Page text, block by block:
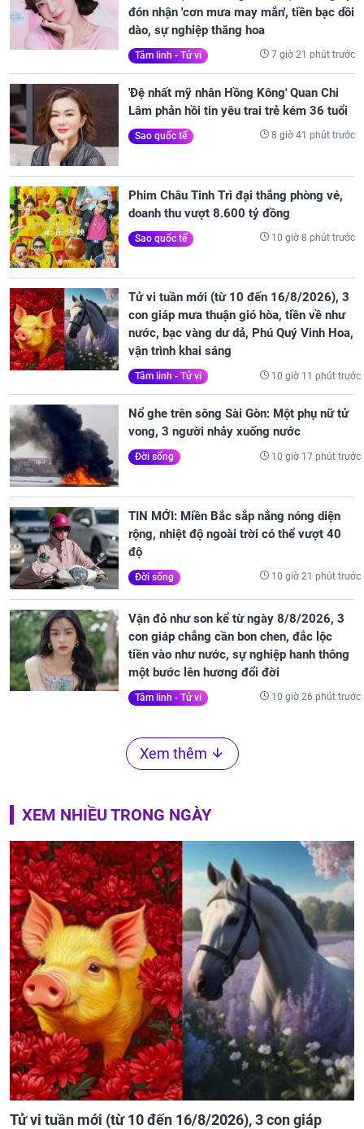
đón nhận 'cơn mưa may mắn', tiền bạc dồi
dào, sự nghiệp thăng hoa
Tâm linh - Tử vi 7 giờ 21 phút trước
'Đệ nhất mỹ nhân Hồng Kông' Quan Chi
Lâm phản hồi tin yêu trai trẻ kém 36 tuổi
Sao quốc tế 8 giờ 41 phút trước
Phim Châu Tinh Trì đại thắng phòng vé,
doanh thu vượt 8.600 tỷ đồng
Sao quốc tế 10 giờ 8 phút trước
Tử vi tuần mới (từ 10 đến 16/8/2026), 3
con giáp mưa thuận gió hòa, tiền về như
nước, bạc vàng dư dả, Phú Quý Vinh Hoa,
vận trình khai sáng
Tâm linh - Tử vi 10 giờ 11 phút trước
Nổ ghe trên sông Sài Gòn: Một phụ nữ tử
vong, 3 người nhảy xuống nước
Đời sống 10 giờ 17 phút trước
TIN MỚI: Miền Bắc sắp nắng nóng diện
rộng, nhiệt độ ngoài trời có thể vượt 40
độ
Đời sống 10 giờ 21 phút trước
Vận đỏ như son kể từ ngày 8/8/2026, 3
con giáp chẳng cần bon chen, đắc lộc
tiền vào như nước, sự nghiệp hanh thông
một bước lên hương đổi đời
Tâm linh - Tử vi 10 giờ 26 phút trước
Xem thêm
XEM NHIỀU TRONG NGÀY
Tử vi tuần mới (từ 10 đến 16/8/2026), 3 con giáp